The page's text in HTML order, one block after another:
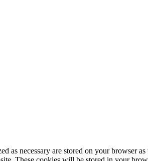
as necessary are stored on your browser as